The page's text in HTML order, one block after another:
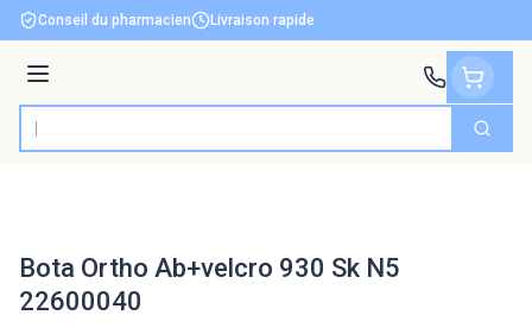
Aller au contenu
Conseil du pharmacien Livraison rapide
Menu
Rechercher
Bota Ortho Ab+velcro 930 Sk N5
22600040